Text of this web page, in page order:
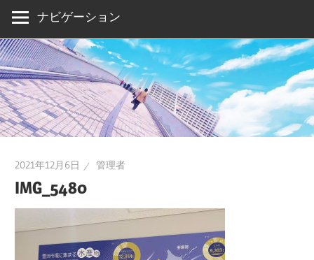
有
と
き
ど
き
お
～
ナビゲーション
2021年12月6日 管理者
IMG_5480